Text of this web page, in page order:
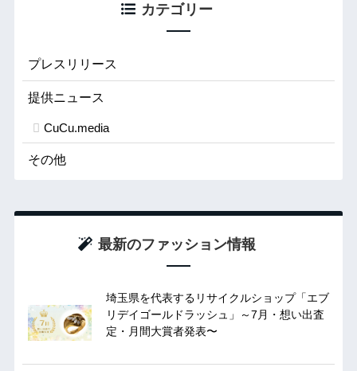
カテゴリー
プレスリリース
提供ニュース
CuCu.media
その他
最新のファッション情報
埼玉県を代表するリサイクルショップ「エブ
リデイゴールドラッシュ」～7月・想い出査
定・月間大賞者発表〜